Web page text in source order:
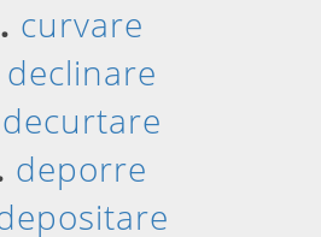
curvare
declinare
decurtare
deporre